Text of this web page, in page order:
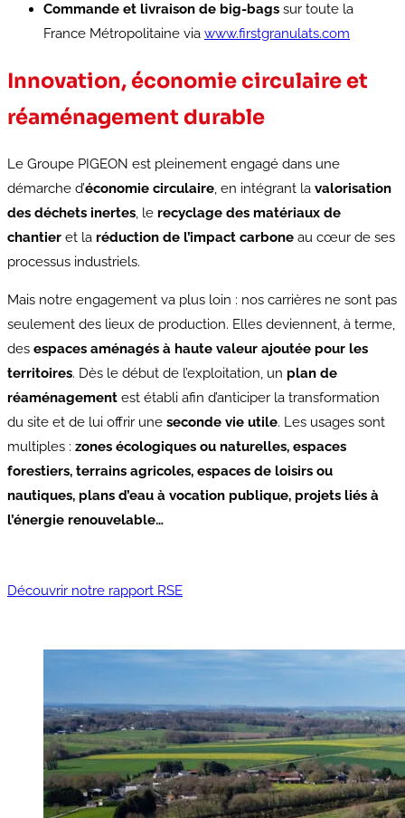
Commande et livraison de big-bags sur toute la
France Métropolitaine via www.firstgranulats.com
Innovation, économie circulaire et
réaménagement durable
Le Groupe PIGEON est pleinement engagé dans une
démarche d’économie circulaire, en intégrant la valorisation
des déchets inertes, le recyclage des matériaux de
chantier et la réduction de l’impact carbone au cœur de ses
processus industriels.
Mais notre engagement va plus loin : nos carrières ne sont pas
seulement des lieux de production. Elles deviennent, à terme,
des espaces aménagés à haute valeur ajoutée pour les
territoires. Dès le début de l’exploitation, un plan de
réaménagement est établi afin d’anticiper la transformation
du site et de lui offrir une seconde vie utile. Les usages sont
multiples : zones écologiques ou naturelles, espaces
forestiers, terrains agricoles, espaces de loisirs ou
nautiques, plans d’eau à vocation publique, projets liés à
l’énergie renouvelable…
Découvrir notre rapport RSE